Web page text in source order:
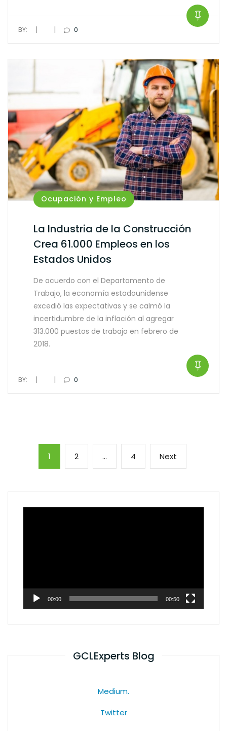
BY: | | 0
Ocupación y Empleo
La Industria de la Construcción
Crea 61.000 Empleos en los
Estados Unidos
De acuerdo con el Departamento de
Trabajo, la economía estadounidense
excedió las expectativas y se calmó la
incertidumbre de la inflación al agregar
313.000 puestos de trabajo en febrero de
2018.
BY: | | 0
1 2 … 4 Next
00:00 00:50
GCLExperts Blog
Medium.
Twitter